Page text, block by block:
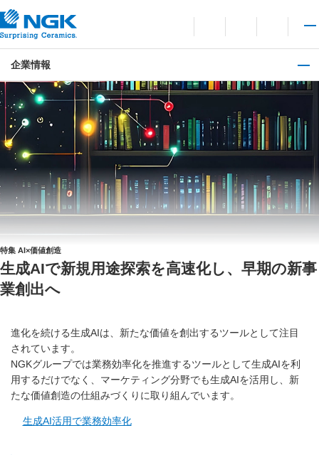
言語切り替えメニュー
サイト内検索を開
お問い合わせ
メイ
企業情報
特集 AI×価値創造
生成AIで新規用途探索を高速化し、早期の新事
業創出へ
進化を続ける生成AIは、新たな価値を創出するツールとして注目
されています。
NGKグループでは業務効率化を推進するツールとして生成AIを利
用するだけでなく、マーケティング分野でも生成AIを活用し、新
たな価値創造の仕組みづくりに取り組んでいます。
生成AI活用で業務効率化